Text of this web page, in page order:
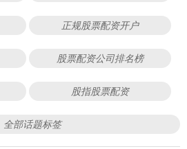
正规股票配资开户
股票配资公司排名榜
股指股票配资
全部话题标签